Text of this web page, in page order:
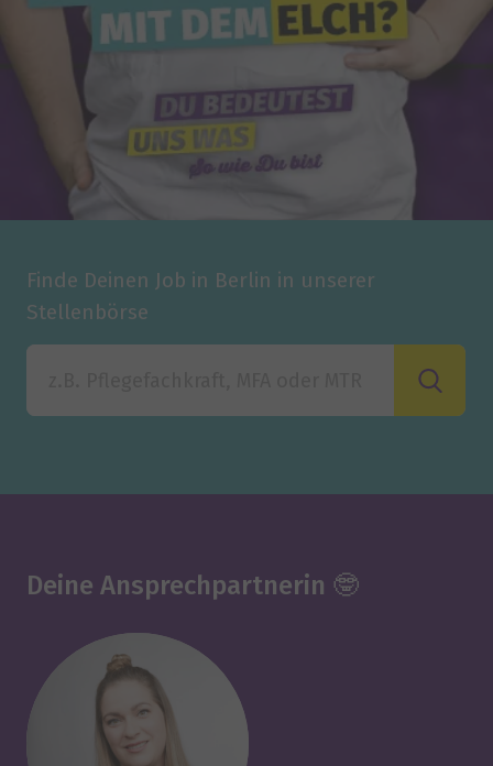
Finde Deinen Job in Berlin in unserer
Stellenbörse
Finde Deinen Job in Berlin in unserer Stellenbörse
Deine Ansprechpartnerin 🤓